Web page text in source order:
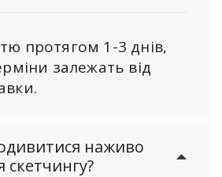
протягом 1-3 днів,
залежать від
наживо